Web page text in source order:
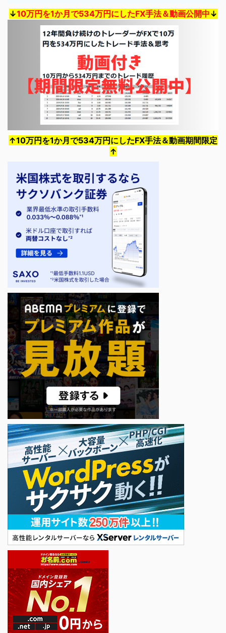
↓10万円を1か月で534万円にしたFX手法＆動画公開中↓
↑10万円を1か月で534万円にしたFX手法＆動画期間限定
↑